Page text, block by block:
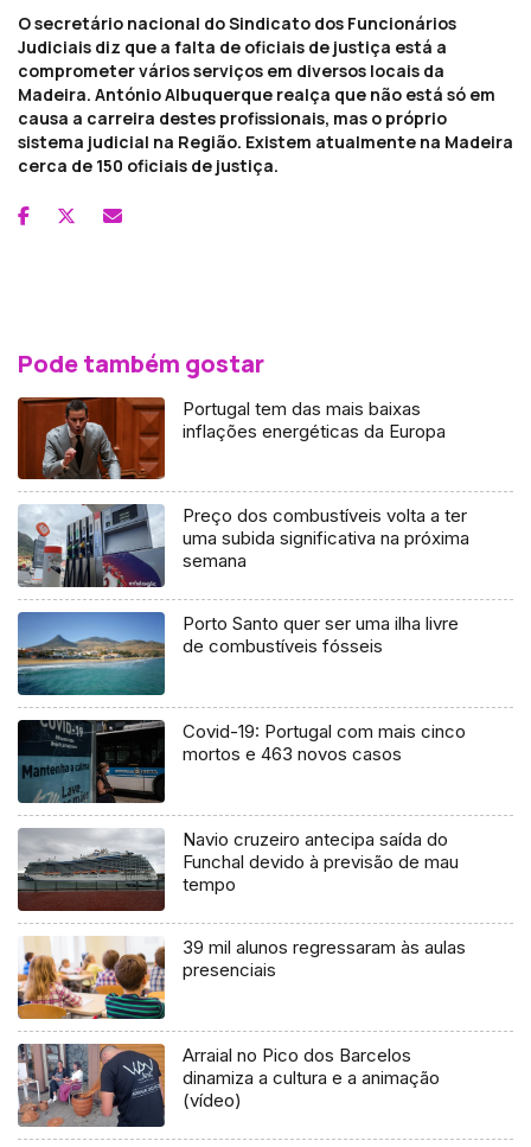
O secretário nacional do Sindicato dos Funcionários
Judiciais diz que a falta de oficiais de justiça está a
comprometer vários serviços em diversos locais da
Madeira. António Albuquerque realça que não está só em
causa a carreira destes profissionais, mas o próprio
sistema judicial na Região. Existem atualmente na Madeira
cerca de 150 oficiais de justiça.
Pode também gostar
Portugal tem das mais baixas
inflações energéticas da Europa
Preço dos combustíveis volta a ter
uma subida significativa na próxima
semana
Porto Santo quer ser uma ilha livre
de combustíveis fósseis
Covid-19: Portugal com mais cinco
mortos e 463 novos casos
Navio cruzeiro antecipa saída do
Funchal devido à previsão de mau
tempo
39 mil alunos regressaram às aulas
presenciais
Arraial no Pico dos Barcelos
dinamiza a cultura e a animação
(vídeo)